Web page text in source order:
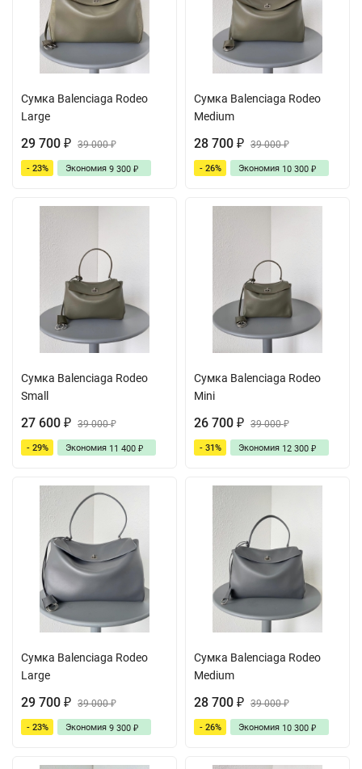
Сумка Balenciaga Rodeo
Large
29 700 ₽ 39 000₽
- 23% Экономия 9 300 ₽
Сумка Balenciaga Rodeo
Medium
28 700 ₽ 39 000₽
- 26% Экономия 10 300 ₽
Сумка Balenciaga Rodeo
Small
27 600 ₽ 39 000₽
- 29% Экономия 11 400 ₽
Сумка Balenciaga Rodeo
Mini
26 700 ₽ 39 000₽
- 31% Экономия 12 300 ₽
Сумка Balenciaga Rodeo
Large
29 700 ₽ 39 000₽
- 23% Экономия 9 300 ₽
Сумка Balenciaga Rodeo
Medium
28 700 ₽ 39 000₽
- 26% Экономия 10 300 ₽